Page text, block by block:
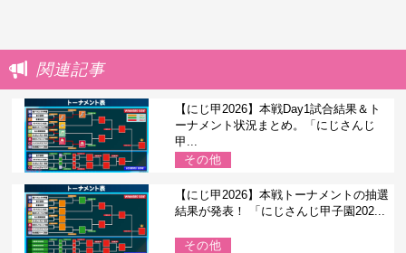
関連記事
【にじ甲2026】本戦Day1試合結果＆ト
ーナメント状況まとめ。「にじさんじ
甲...
その他
【にじ甲2026】本戦トーナメントの抽選
結果が発表！ 「にじさんじ甲子園202...
その他